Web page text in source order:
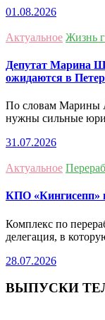
01.08.2026
Актуальное Жизнь
Депутат Марина
ожидаются в
По словам Марины
нужны сильные
31.07.2026
Актуальное
КПО «Кингисепп»
Комплекс по
делегация, в
28.07.2026
ВЫПУСКИ